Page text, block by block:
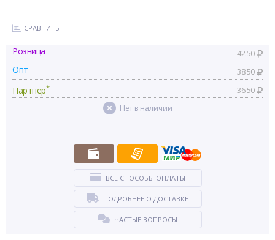
СРАВНИТЬ
Розница 42.50
Опт 38.50
Партнер* 36.50
Нет в наличии
ВСЕ СПОСОБЫ ОПЛАТЫ
ПОДРОБНЕЕ О ДОСТАВКЕ
ЧАСТЫЕ ВОПРОСЫ